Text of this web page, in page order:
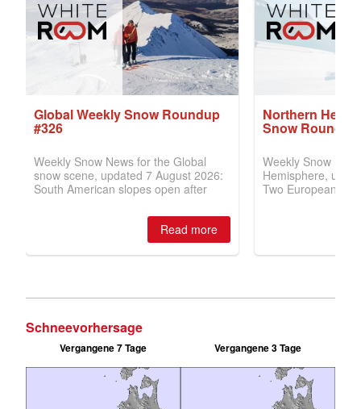
Schneevorhersage
Vergangene 7 Tage Vergangene 3 Tage